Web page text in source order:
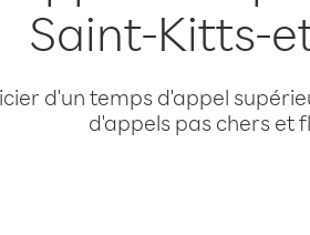
Saint-Kitts-
d'un temps d'appel
d'appels pas chers et